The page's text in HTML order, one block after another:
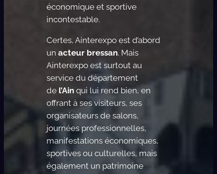
économique et sportive
incontestable.
Certes, Ainterexpo est d’abord
unacteur bressan. Mais
Ainterexpo est surtout au
service du département
de l’Ain qui lui rend bien, en
offrant à ses visiteurs, ses
organisateurs de salons,
journées professionnelles,
manifestations économiques,
sportives ou culturelles, mais
également un patrimoine